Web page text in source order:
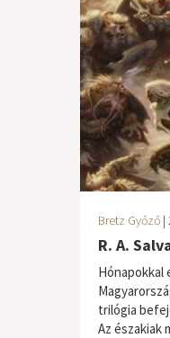
Bretz Győző |
R. A.
trilógia
Az északiak